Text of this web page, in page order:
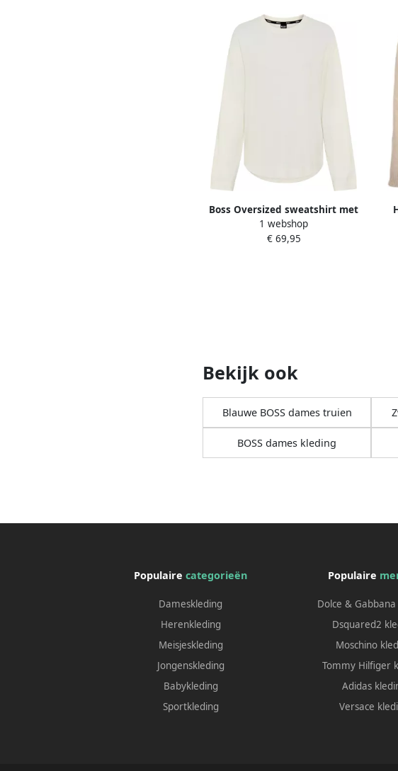
Boss Oversized sweatshirt met
labelstitching model 'OTTOMAN'
1 webshop
€ 69,95
Bekijk ook
Blauwe BOSS dames truien
BOSS dames kleding
Populairecategorieën
Dameskleding
Herenkleding
Meisjeskleding
Jongenskleding
Babykleding
Sportkleding
Populaire
Dolce &
Dsquared2
Moschino
Tommy Hilfiger
Adidas
Versace